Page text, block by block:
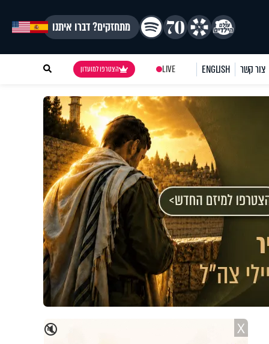
מתחזקים? דברו איתנו
צור קשר ENGLISH
LIVE הצטרפו למועדון
🔇 X